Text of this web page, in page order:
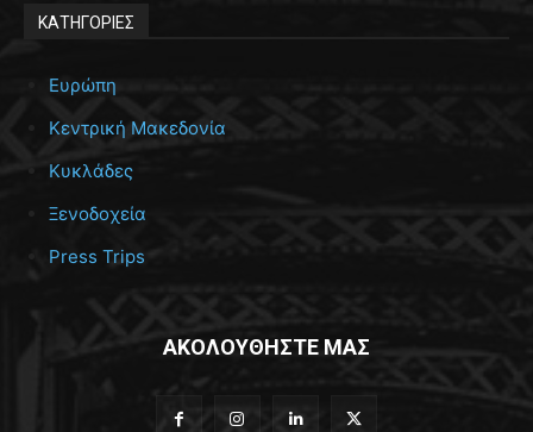
ΚΑΤΗΓΟΡΙΕΣ
Ευρώπη
Κεντρική Μακεδονία
Κυκλάδες
Ξενοδοχεία
Press Trips
ΑΚΟΛΟΥΘΗΣΤΕ ΜΑΣ